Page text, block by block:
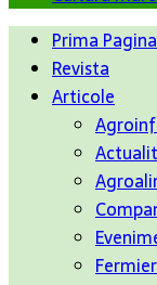
Prima Pagina
Revista
Articole